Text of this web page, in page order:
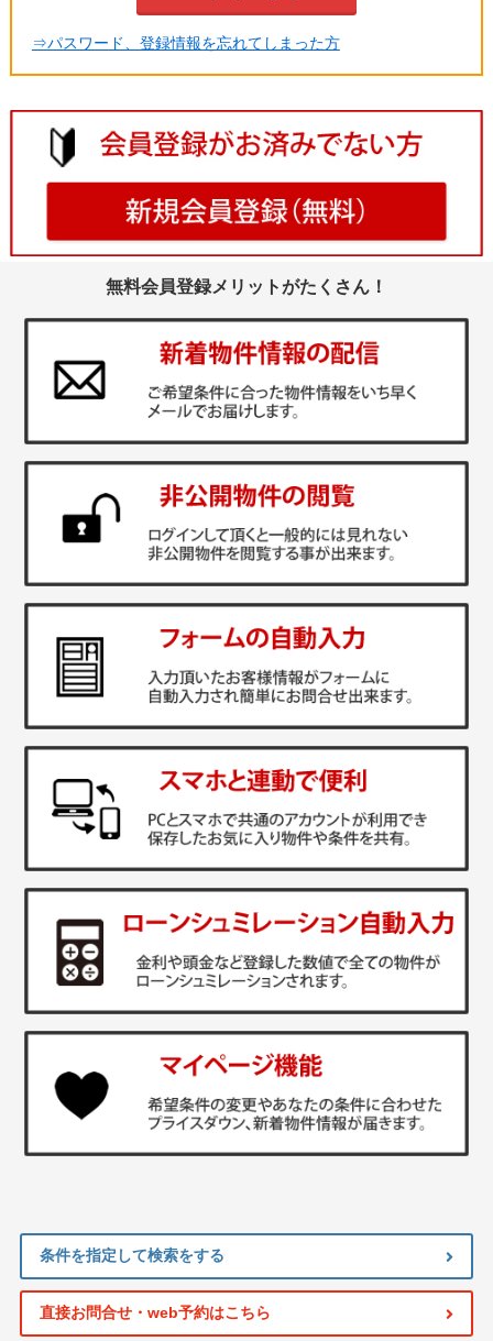
⇒パスワード、登録情報を忘れてしまった方
無料会員登録メリットがたくさん！
条件を指定して検索をする
直接お問合せ・web予約はこちら